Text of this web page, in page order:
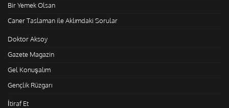
Bir Yemek Olsan
Caner Taslaman ile Aklımdaki Sorular
Doktor Aksoy
Gazete Magazin
Gel Konuşalım
Gençlik Rüzgarı
İtiraf Et